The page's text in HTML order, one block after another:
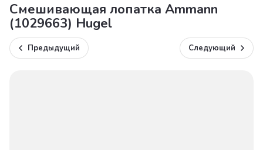
Смешивающая лопатка Ammann
(1029663) Hugel
Предыдущий Следующий